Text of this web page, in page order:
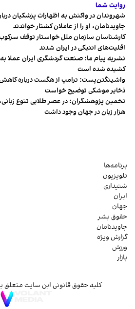
روایت شما
شهروندان در واکنش به اظهارات پزشکیان
جاویدنامان، او را از عاملان کشتار خواندند
کارشناسان سازمان ملل خواستار توقف
اقلیت‌های اتنیکی در ایران شدند
نشریه پیام ما: صنعت گردشگری ایران عملا
کشیده شده است
واشینگتن‌پست: ترامپ از هگست درباره
ذخایر موشکی توضیح خواست
هزار زبان در جهان وجود داشت
برنامه‌ها
تلویزیون
شنیداری
ایران
جهان
حقوق بشر
جاویدنامان
گزارش ویژه
ورزش
بازار
کلیه حقوق قانونی این سایت متعلق